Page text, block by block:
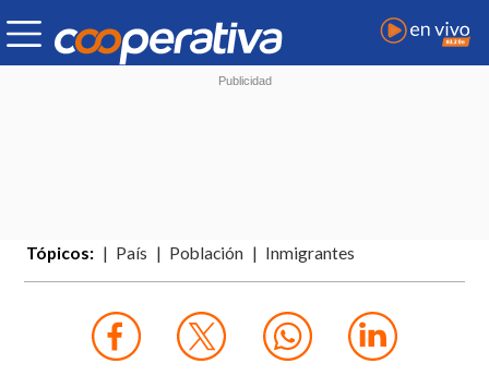
Tópicos: País Población Inmigrantes